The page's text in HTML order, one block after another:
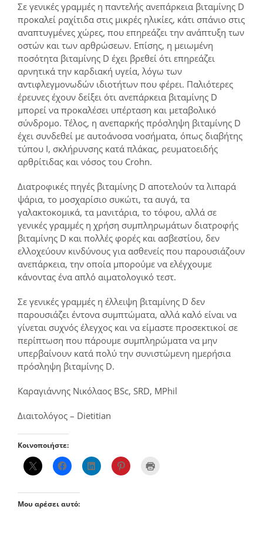
Σε γενικές γραμμές η παντελής ανεπάρκεια βιταμίνης D
προκαλεί ραχίτιδα στις μικρές ηλικίες, κάτι σπάνιο στις
αναπτυγμένες χώρες, που επηρεάζει την ανάπτυξη των
οστών και των αρθρώσεων. Επίσης, η μειωμένη
ποσότητα βιταμίνης D έχει βρεθεί ότι επηρεάζει
αρνητικά την καρδιακή υγεία, λόγω των
αντιφλεγμονωδών ιδιοτήτων που φέρει. Παλιότερες
έρευνες έχουν δείξει ότι ανεπάρκεια βιταμίνης D
μπορεί να προκαλέσει υπέρταση και μεταβολικό
σύνδρομο. Τέλος, η ανεπαρκής πρόσληψη βιταμίνης D
έχει συνδεθεί με αυτοάνοσα νοσήματα, όπως διαβήτης
τύπου Ι, σκλήρυνσης κατά πλάκας, ρευματοειδής
αρθρίτιδας και νόσος του Crohn.
Διατροφικές πηγές βιταμίνης D αποτελούν τα λιπαρά
ψάρια, το μοσχαρίσιο συκώτι, τα αυγά, τα
γαλακτοκομικά, τα μανιτάρια, το τόφου, αλλά σε
γενικές γραμμές η χρήση συμπληρωμάτων διατροφής
βιταμίνης D και πολλές φορές και ασβεστίου, δεν
ελλοχεύουν κινδύνους για ασθενείς που παρουσιάζουν
ανεπάρκεια, την οποία μπορούμε να ελέγχουμε
κάνοντας ένα απλό αιματολογικό τεστ.
Σε γενικές γραμμές η έλλειψη βιταμίνης D δεν
παρουσιάζει έντονα συμπτώματα, αλλά καλό είναι να
γίνεται συχνός έλεγχος και να είμαστε προσεκτικοί σε
περίπτωση που πάρουμε συμπληρώματα να μην
υπερβαίνουν κατά πολύ την συνιστώμενη ημερήσια
πρόσληψη βιταμίνης D.
Καραγιάννης Νικόλαος BSc, SRD, MPhil
Διαιτολόγος – Dietitian
Κοινοποιήστε:
Μου αρέσει αυτό: